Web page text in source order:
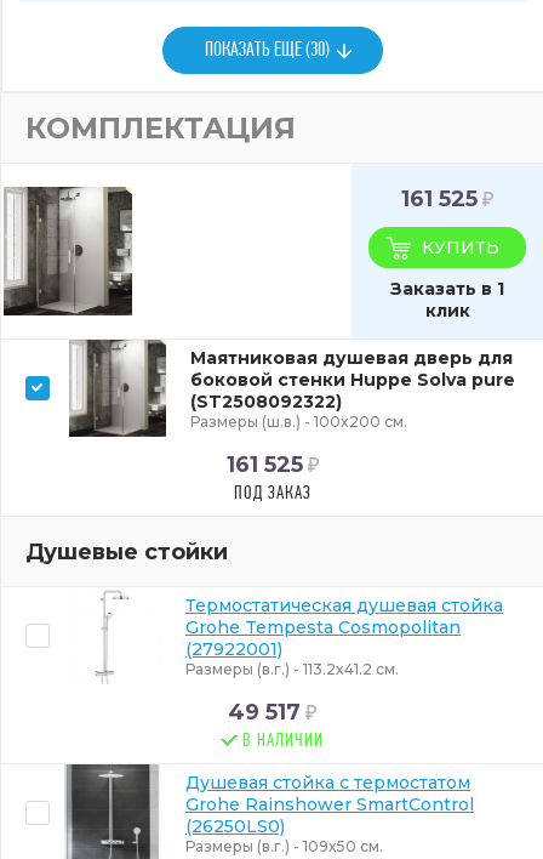
ПОКАЗАТЬ ЕЩЕ (30)
КОМПЛЕКТАЦИЯ
161 525
КУПИТЬ
Заказать в 1
клик
Маятниковая душевая дверь для
боковой стенки Huppe Solva pure
(ST2508092322)
Размеры (ш.в.) - 100x200 см.
161 525
ПОД ЗАКАЗ
Душевые стойки
Термостатическая душевая стойка
Grohe Tempesta Cosmopolitan
(27922001)
Размеры (в.г.) - 113.2x41.2 см.
49 517
В НАЛИЧИИ
Душевая стойка с термостатом
Grohe Rainshower SmartControl
(26250LS0)
Размеры (в.г.) - 109x50 см.